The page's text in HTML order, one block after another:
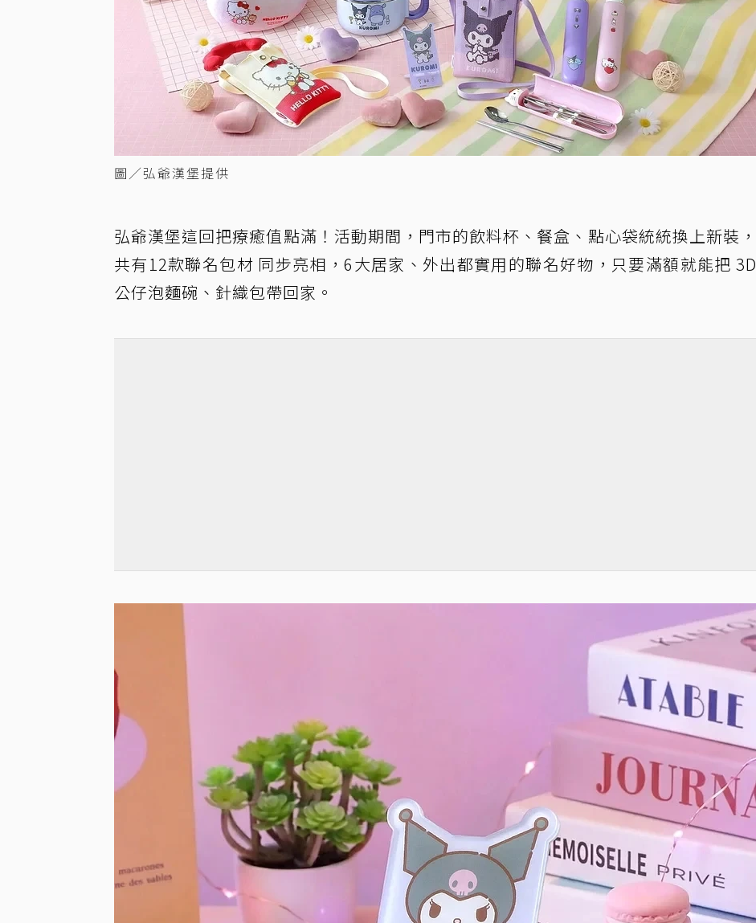
圖／弘爺漢堡提供
弘爺漢堡這回把療癒值點滿！活動期間，門市的飲料杯、餐盒、點心袋統統換上新裝，
共有12款聯名包材 同步亮相，6大居家、外出都實用的聯名好物，只要滿額就能把 3D
公仔泡麵碗、針織包帶回家。